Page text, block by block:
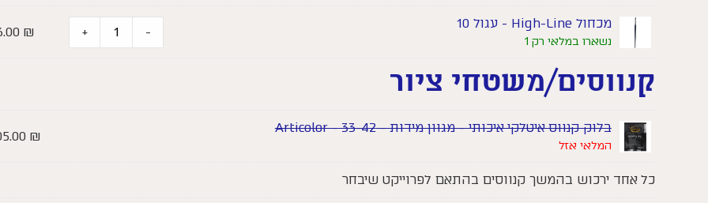
מכחול High-Line - עגול 10
נשארו במלאי רק 1
-
+
₪
קנווסים/משטחי ציור
בלוק קנווס איטלקי איכותי - מגוון מידות - Articolor - 33-42
המלאי אזל
₪
כל אחד ירכוש בהמשך קנווסים בהתאם לפרוייקט שיבחר